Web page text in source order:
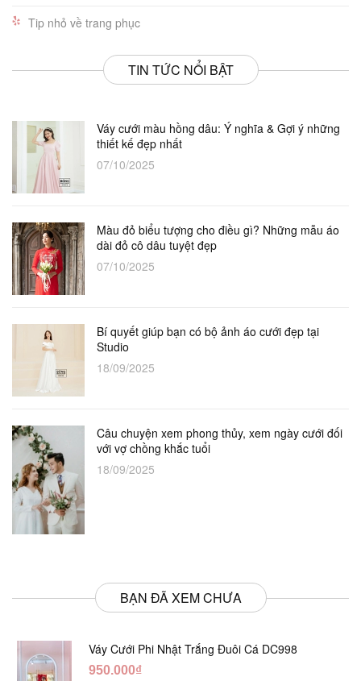
Tip nhỏ về trang phục
TIN TỨC NỔI BẬT
Váy cưới màu hồng dâu: Ý nghĩa & Gợi ý những
thiết kế đẹp nhất
07/10/2025
Màu đỏ biểu tượng cho điều gì? Những mẫu áo
dài đỏ cô dâu tuyệt đẹp
07/10/2025
Bí quyết giúp bạn có bộ ảnh áo cưới đẹp tại
Studio
18/09/2025
Câu chuyện xem phong thủy, xem ngày cưới đối
với vợ chồng khắc tuổi
18/09/2025
BẠN ĐÃ XEM CHƯA
Váy Cưới Phi Nhật Trắng Đuôi Cá DC998
950.000₫